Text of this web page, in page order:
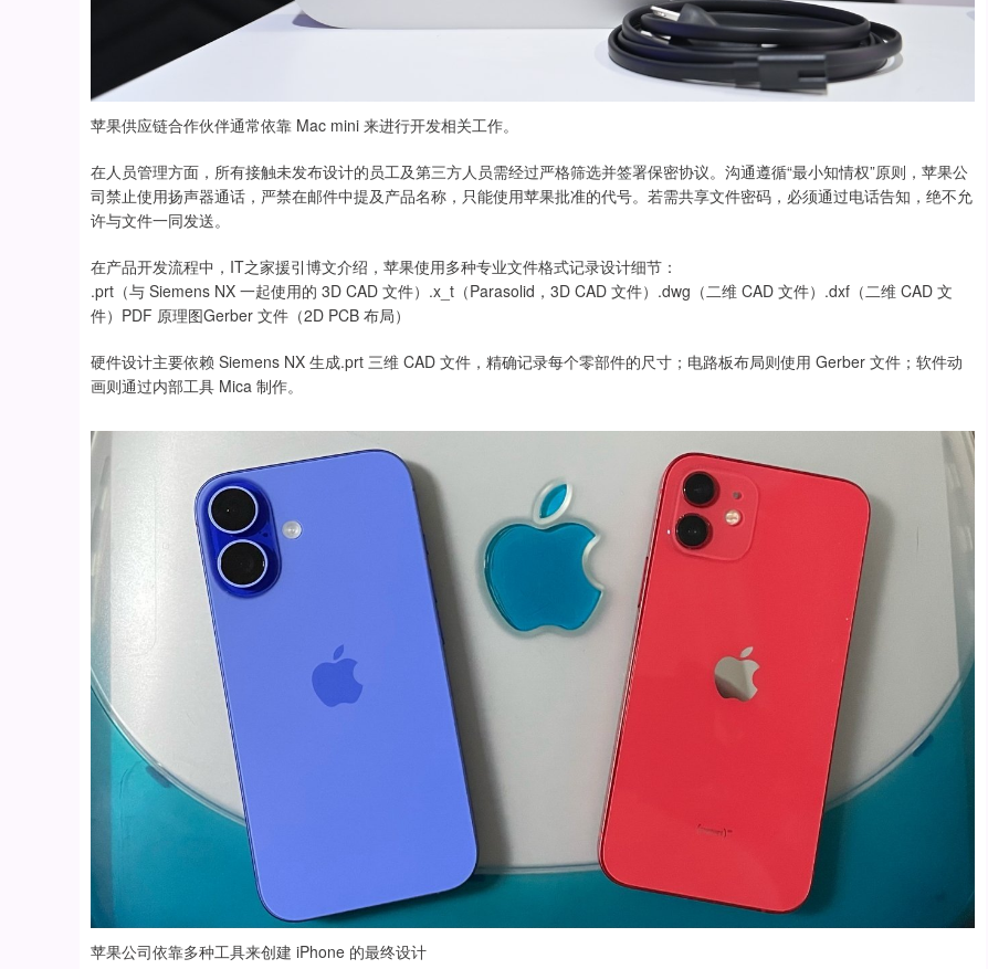
苹果供应链合作伙伴通常依靠 Mac mini 来进行开发相关工作。
在人员管理方面，所有接触未发布设计的员工及第三方人员需经过严格筛选并签署保密协议。沟通遵循“最小知情权”原则，苹果公
司禁止使用扬声器通话，严禁在邮件中提及产品名称，只能使用苹果批准的代号。若需共享文件密码，必须通过电话告知，绝不允
许与文件一同发送。
在产品开发流程中，IT之家援引博文介绍，苹果使用多种专业文件格式记录设计细节：
.prt（与 Siemens NX 一起使用的 3D CAD 文件）.x_t（Parasolid，3D CAD 文件）.dwg（二维 CAD 文件）.dxf（二维 CAD 文
件）PDF 原理图Gerber 文件（2D PCB 布局）
硬件设计主要依赖 Siemens NX 生成.prt 三维 CAD 文件，精确记录每个零部件的尺寸；电路板布局则使用 Gerber 文件；软件动
画则通过内部工具 Mica 制作。
苹果公司依靠多种工具来创建 iPhone 的最终设计